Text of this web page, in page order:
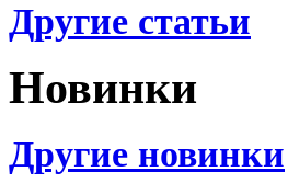
Другие статьи
Новинки
Другие новинки